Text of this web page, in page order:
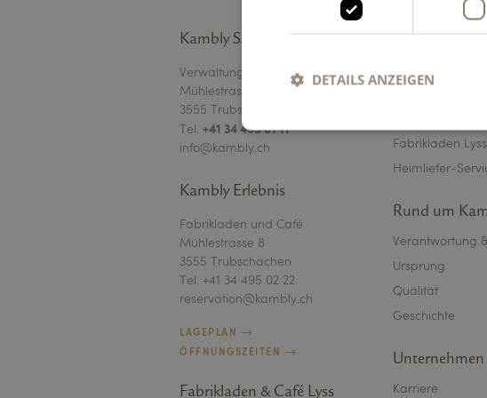
Kambly SA
Verwaltung
Mühlestrasse 4
3555 Trubschachen
Tel. +41 34 495 01 11
info@kambly.ch
Kambly Erlebnis
Fabrikladen und Café
Mühlestrasse 8
3555 Trubschachen
Tel. +41 34 495 02 22
reservation@kambly.ch
LAGEPLAN
ÖFFNUNGSZEITEN
Fabrikladen & Café Lyss
Onlineshop
Onlineshop
Fabrikladen Lyss
Heimliefer-
Rund um
Verantwortung
Ursprung
Qualität
Geschichte
Unternehmen
Karriere
DETAILS ANZEIGEN
Unbedingt erforderlich
Kontoverwaltung. Ohne die unbedingt
Anbieter /
Corporation
CookieScriptConsent
CookieScript